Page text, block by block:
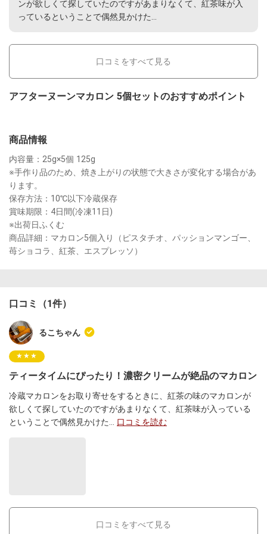
ンが欲しくて探していたのですがあまりなくて、紅茶味が入
っているということで偶然見かけた
口コミをすべて見る
アフターヌーンマカロン 5個セットのおすすめポイント
商品情報
内容量：25g×5個 125g
※手作り品のため、焼き上がりの状態で大きさが変化する場合があ
ります。
保存方法：10℃以下冷蔵保存
賞味期限：4日間(冷凍11日)
※出荷日ふくむ
商品詳細：マカロン5個入り（ピスタチオ、パッションマンゴー、
苺ショコラ、紅茶、エスプレッソ）
口コミ（1件）
るこちゃん
★★★
ティータイムにぴったり！濃密クリームが絶品のマカロン
冷蔵マカロンをお取り寄せをするときに、紅茶の味のマカロンが
欲しくて探していたのですがあまりなくて、紅茶味が入っている
ということで偶然見かけた
口コミを読む
口コミをすべて見る